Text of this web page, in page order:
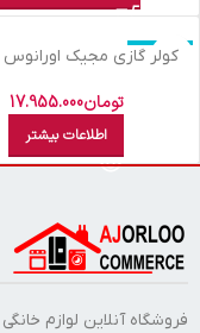
اتمام موجودی
کولر گازي مجيک اورانوس 24RT1
تومان17.955.000
اطلاعات بیشتر
فروشگاه آنلاین لوازم